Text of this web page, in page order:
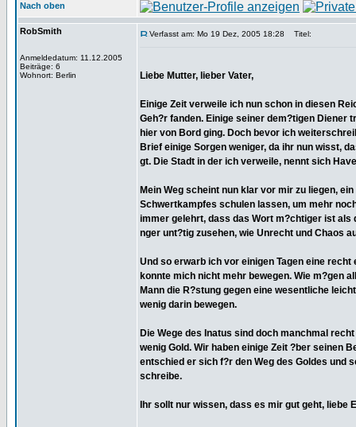
Nach oben
RobSmith
Anmeldedatum: 11.12.2005
Beiträge: 6
Wohnort: Berlin
Verfasst am: Mo 19 Dez, 2005 18:28 Titel:
Liebe Mutter, lieber Vater,
Einige Zeit verweile ich nun schon in diesen
Geh?r fanden. Einige seiner dem?tigen Diener
hier von Bord ging. Doch bevor ich
Brief einige Sorgen weniger, da ihr nun wisst,
gt. Die Stadt in der ich verweile, nennt sich
Mein Weg scheint nun klar vor mir zu liegen,
Schwertkampfes schulen lassen, um mehr
immer gelehrt, dass das Wort m?chtiger ist als
nger unt?tig zusehen, wie Unrecht und Chaos
Und so erwarb ich vor einigen Tagen eine
konnte mich nicht mehr bewegen. Wie m?gen
Mann die R?stung gegen eine wesentliche
wenig darin bewegen.
Die Wege des Inatus sind doch manchmal
wenig Gold. Wir haben einige Zeit ?ber seinen
entschied er sich f?r den Weg des Goldes und
schreibe.
Ihr sollt nur wissen, dass es mir gut geht,